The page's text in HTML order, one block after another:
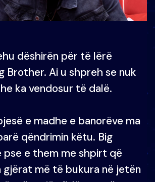
dëshirën për të lërë
Brother. Ai u shpreh se nuk
ka vendosur të dalë.
e madhe e banorëve ma
qëndrimin këtu. Big
pse e them me shpirt që
gjërat më të bukura në jetën